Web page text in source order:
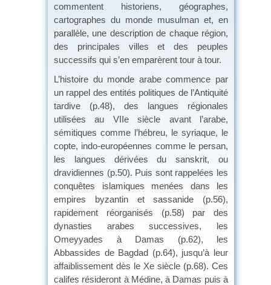
commentent historiens, géographes,
cartographes du monde musulman et, en
parallèle, une description de chaque région,
des principales villes et des peuples
successifs qui s’en emparèrent tour à tour.
L’histoire du monde arabe commence par
un rappel des entités politiques de l’Antiquité
tardive (p.48), des langues régionales
utilisées au VIIe siècle avant l’arabe,
sémitiques comme l’hébreu, le syriaque, le
copte, indo-européennes comme le persan,
les langues dérivées du sanskrit, ou
dravidiennes (p.50). Puis sont rappelées les
conquêtes islamiques menées dans les
empires byzantin et sassanide (p.56),
rapidement réorganisés (p.58) par des
dynasties arabes successives, les
Omeyyades à Damas (p.62), les
Abbassides de Bagdad (p.64), jusqu’à leur
affaiblissement dès le Xe siècle (p.68). Ces
califes résideront à Médine, à Damas puis à